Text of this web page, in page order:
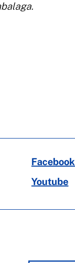
Facebook
Youtube